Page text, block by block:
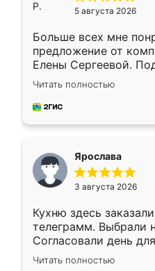
5 августа 2026
Больше всех мне
предложение от
Елены Сергеевой.
короткие сроки
для замера
предложил по моему
Читать полностью
Ярослава
3 августа 2026
Кухню здесь
телеграмм. Выбрали
Согласовали день
недели кухня была
довольны работой.
Читать полностью